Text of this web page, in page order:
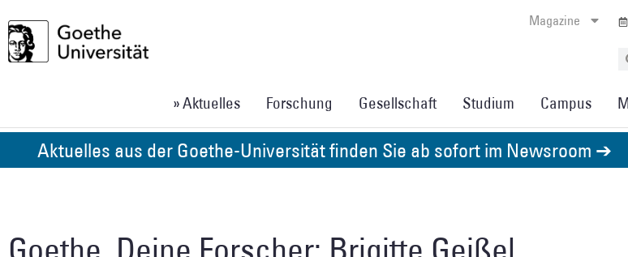
Magazine
» Aktuelles Forschung Gesellschaft Studium Campus
Aktuelles aus der Goethe-Universität finden Sie ab sofort im Newsroom ➔
Goethe, Deine Forscher: Brigitte Geißel,